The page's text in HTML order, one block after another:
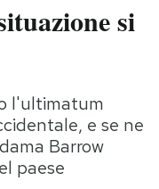
Idee
Boomer!
si
l'ultimatum
e se ne
Barrow
paese